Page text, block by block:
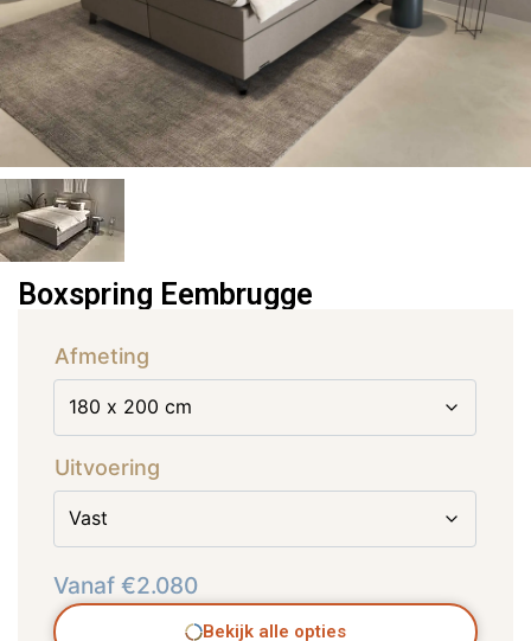
Boxspring Eembrugge
Afmeting
Uitvoering
Vanaf €2.080
Bekijk alle opties